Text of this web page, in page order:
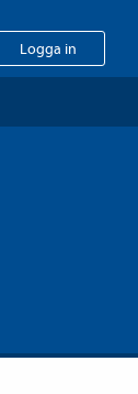
Logga in